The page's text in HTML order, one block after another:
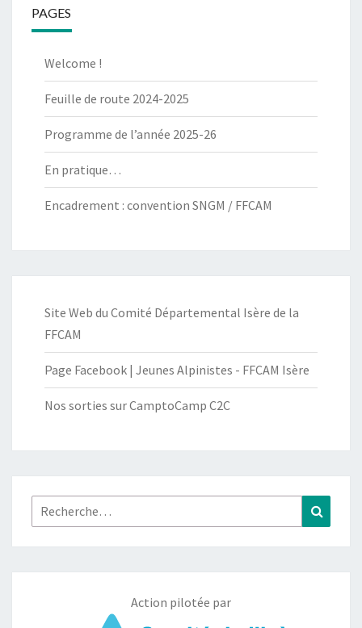
PAGES
Welcome !
Feuille de route 2024-2025
Programme de l’année 2025-26
En pratique…
Encadrement : convention SNGM / FFCAM
Site Web du Comité Départemental Isère de la
FFCAM
Page Facebook | Jeunes Alpinistes - FFCAM Isère
Nos sorties sur CamptoCamp C2C
Rechercher :
Action pilotée par